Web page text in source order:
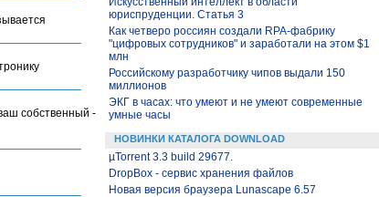
собственный -
юриспруденции. Статья 3
Как четверо россиян создали RPA-фабрику
"цифровых сотрудников" и заработали на этом $1
млн
Российскому разработчику чипов выдали 150
миллионов
ЭКГ в часах: что умеют и не умеют современные
умные часы
НОВИНКИ КАТАЛОГА DOWNLOAD
µTorrent 3.3 build 29677.
DropBox - сервис хранения файлов
Новая версия браузера Lunascape 6.57